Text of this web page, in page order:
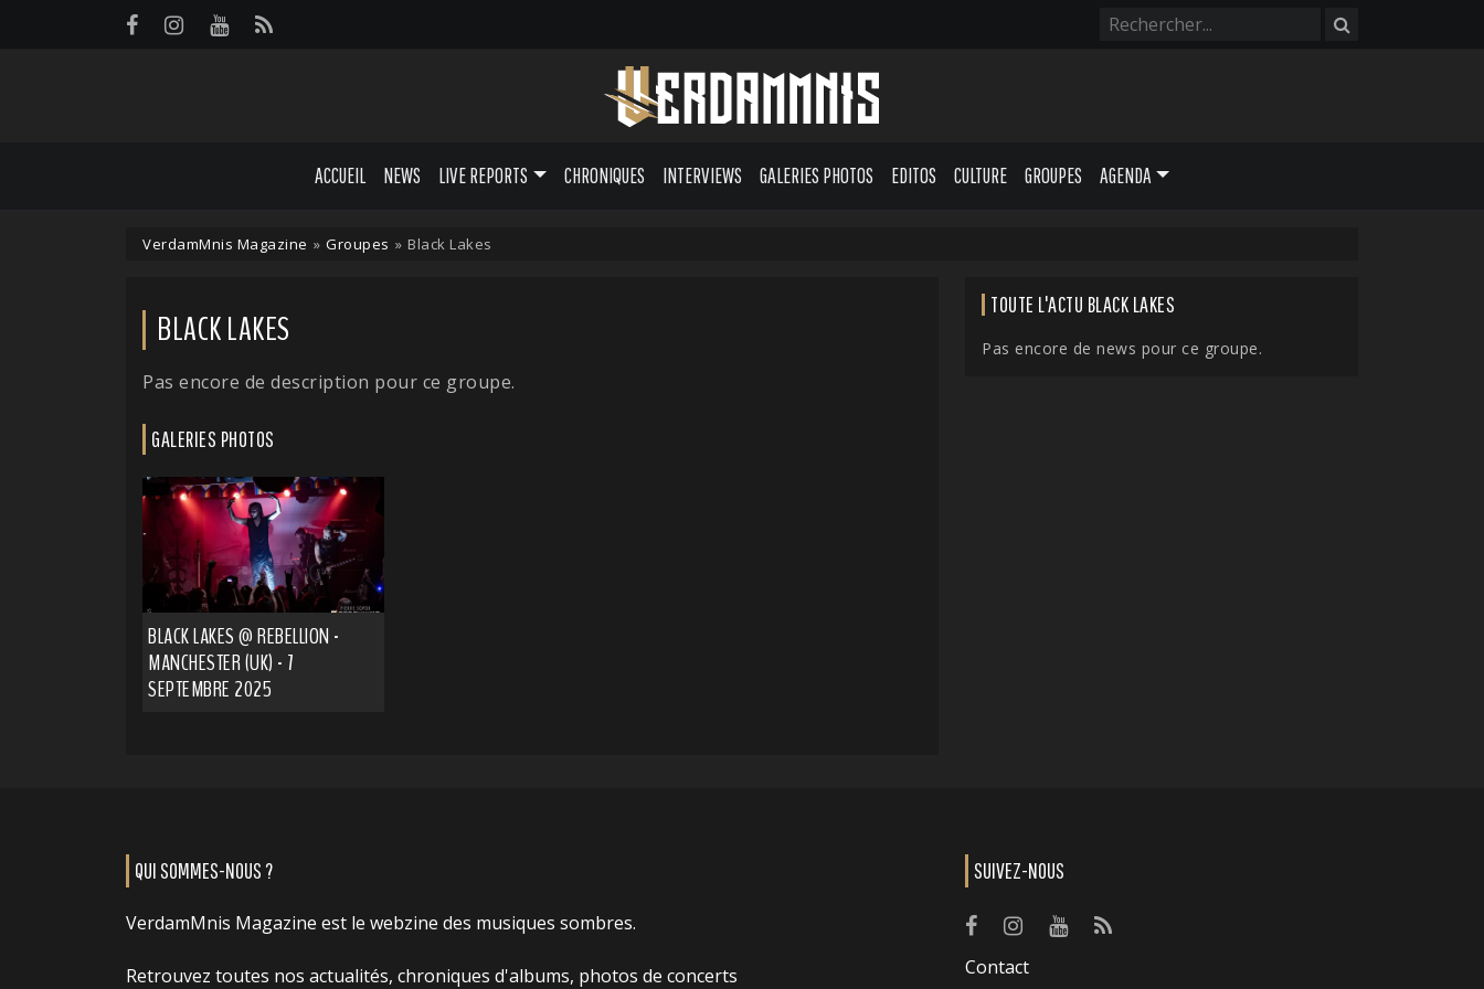
ACCUEIL NEWS LIVE REPORTS CHRONIQUES INTERVIEWS GALERIES PHOTOS EDITOS CULTURE GROUPES AGENDA
VerdamMnis Magazine » Groupes » Black Lakes
BLACK LAKES
Pas encore de description pour ce groupe.
GALERIES PHOTOS
BLACK LAKES @ REBELLION -
MANCHESTER (UK) - 7
SEPTEMBRE 2025
TOUTE L'ACTU BLACK LAKES
Pas encore de news pour ce groupe.
QUI SOMMES-NOUS ?
VerdamMnis Magazine est le webzine des musiques sombres.
Retrouvez toutes nos actualités, chroniques d'albums, photos de concerts
SUIVEZ-NOUS
Contact
Panneau de gestion des cookies